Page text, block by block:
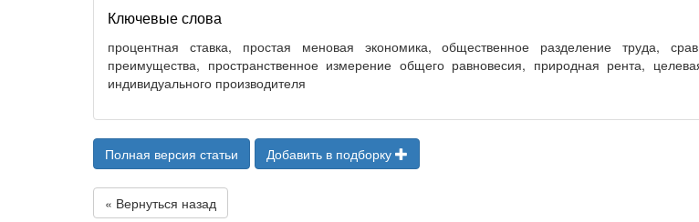
Ключевые слова
процентная ставка, простая меновая экономика, общественное разделение труда,
преимущества, пространственное измерение общего равновесия, природная рента,
индивидуального производителя
Полная версия статьи Добавить в подборку
« Вернуться назад